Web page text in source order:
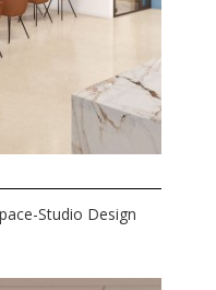
Studio Design